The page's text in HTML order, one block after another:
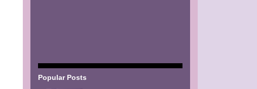
Popular Posts